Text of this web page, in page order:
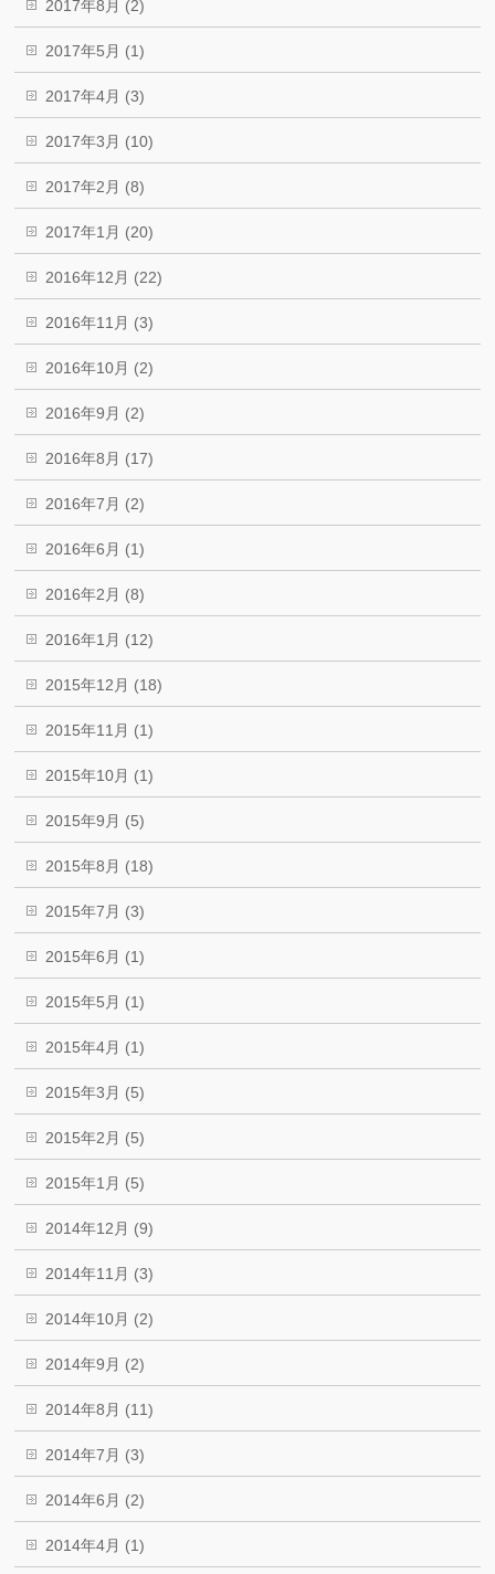
2017年8月 (2)
2017年5月 (1)
2017年4月 (3)
2017年3月 (10)
2017年2月 (8)
2017年1月 (20)
2016年12月 (22)
2016年11月 (3)
2016年10月 (2)
2016年9月 (2)
2016年8月 (17)
2016年7月 (2)
2016年6月 (1)
2016年2月 (8)
2016年1月 (12)
2015年12月 (18)
2015年11月 (1)
2015年10月 (1)
2015年9月 (5)
2015年8月 (18)
2015年7月 (3)
2015年6月 (1)
2015年5月 (1)
2015年4月 (1)
2015年3月 (5)
2015年2月 (5)
2015年1月 (5)
2014年12月 (9)
2014年11月 (3)
2014年10月 (2)
2014年9月 (2)
2014年8月 (11)
2014年7月 (3)
2014年6月 (2)
2014年4月 (1)